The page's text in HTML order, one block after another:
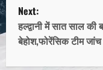
Next:
हल्द्वानी में सात साल
बेहोश,फोरेंसिक टीम